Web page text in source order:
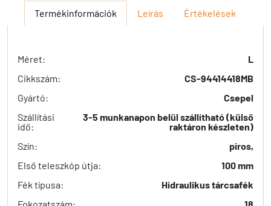
Termékinformációk Leírás Értékelések
Méret:
L
Cikkszám:
CS-94414418MB
Gyártó:
Csepel
Szállítási
idő:
3-5 munkanapon belül szállítható (külső
raktáron készleten)
Szín:
piros,
Első teleszkóp útja:
100 mm
Fék típusa:
Hidraulikus tárcsafék